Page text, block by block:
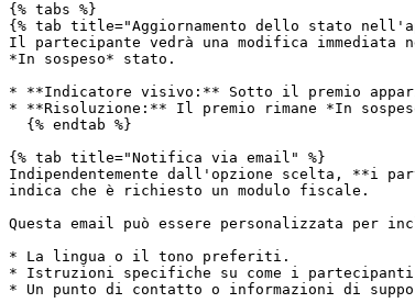
{% tabs %}
{% tab title="Aggiornamento dello stato
Il partecipante vedrà una modifica
*In sospeso* stato.
* **Indicatore visivo:** Sotto il premio
* **Risoluzione:** Il premio rimane *In
{% tab title="Notifica via email" %}
Indipendentemente dall'opzione scelta, **i
indica che è richiesto un modulo fiscale.
Questa email può essere personalizzata per
* La lingua o il tono preferiti.
* Istruzioni specifiche su come i partecipanti
* Un punto di contatto o informazioni di